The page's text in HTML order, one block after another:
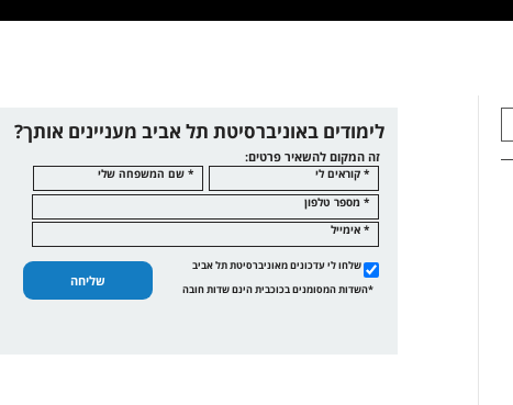
לימודים באוניברסיטת תל אביב מעניינים אותך?
זה המקום להשאיר פרטים:
* קוראים לי
* שם המשפחה שלי
* מספר טלפון
* אימייל
שלחו לי עדכונים מאוניברסיטת תל אביב
שליחה
*השדות המסומנים בכוכבית הינם שדות חובה